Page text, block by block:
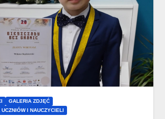
GALERIA ZDJĘĆ
I NAUCZYCIELI